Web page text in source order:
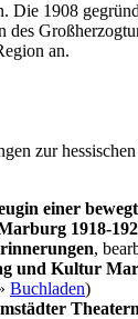
1908
an.
zur
einer
1918-
,
und Kultur
Buchladen)